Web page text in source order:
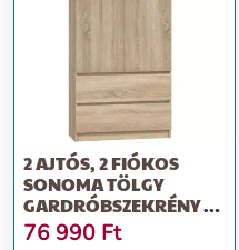
2 AJTÓS, 2 FIÓKOS
SONOMA TÖLGY
GARDRÓBSZEKRÉNY -
180X90X50CM
76 990 Ft